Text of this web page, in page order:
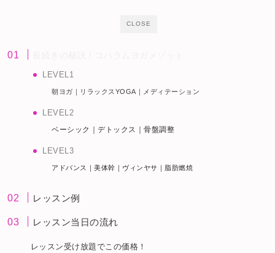
CLOSE
LEVEL1
朝ヨガ｜リラックスYOGA｜メディテーション
LEVEL2
ベーシック｜デトックス｜骨盤調整
LEVEL3
アドバンス｜美体幹｜ヴィンヤサ｜脂肪燃焼
レッスン例
レッスン当日の流れ
レッスン受け放題でこの価格！